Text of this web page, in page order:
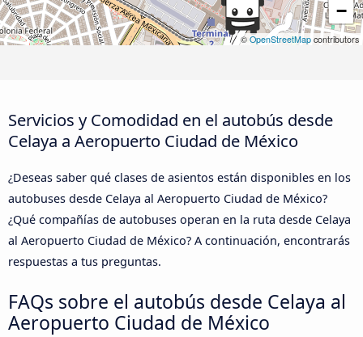
−
© OpenStreetMap contributors
Servicios y Comodidad en el autobús desde
Celaya a Aeropuerto Ciudad de México
¿Deseas saber qué clases de asientos están disponibles en los
autobuses desde Celaya al Aeropuerto Ciudad de México?
¿Qué compañías de autobuses operan en la ruta desde Celaya
al Aeropuerto Ciudad de México? A continuación, encontrarás
respuestas a tus preguntas.
FAQs sobre el autobús desde Celaya al
Aeropuerto Ciudad de México